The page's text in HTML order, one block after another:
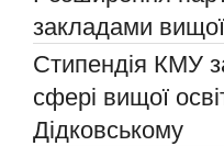
закладами
Стипендія КМУ
сфері вищої
Дідковському